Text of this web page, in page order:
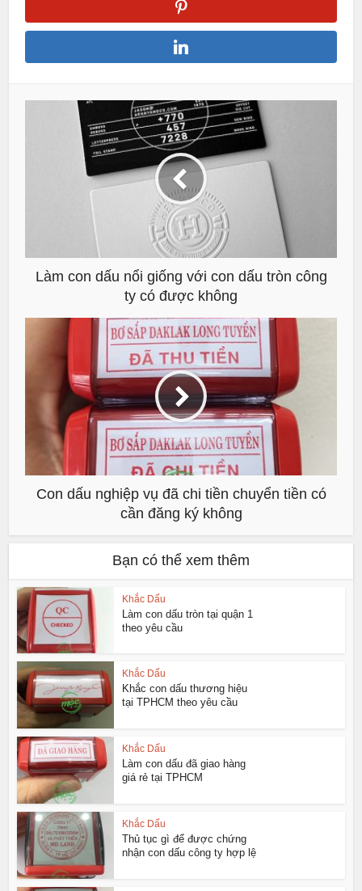
Làm con dấu nổi giống với con dấu tròn công
ty có được không
Con dấu nghiệp vụ đã chi tiền chuyển tiền có
cần đăng ký không
Bạn có thể xem thêm
Khắc Dấu
Làm con dấu tròn tại quận 1
theo yêu cầu
Khắc Dấu
Khắc con dấu thương hiệu
tại TPHCM theo yêu cầu
Khắc Dấu
Làm con dấu đã giao hàng
giá rẻ tại TPHCM
Khắc Dấu
Thủ tục gì để được chứng
nhận con dấu công ty hợp lệ